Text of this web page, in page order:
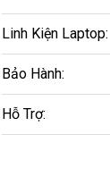
Linh Kiện Laptop:
Bảo Hành:
Hỗ Trợ: